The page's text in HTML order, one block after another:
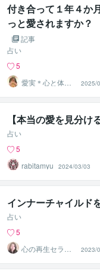
付き合って１年４か
っと愛されますか？
記事
占い
5
愛実＊心と体を
癒す占いカウン
セラー
2025/
【本当の愛を見分け
占い
5
rabitamyu
2024/03/03
インナーチャイルド
占い
5
心の再生セラピ
スト YASUKO
2023/